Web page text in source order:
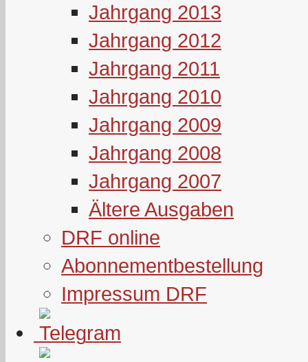
Jahrgang 2013
Jahrgang 2012
Jahrgang 2011
Jahrgang 2010
Jahrgang 2009
Jahrgang 2008
Jahrgang 2007
Ältere Ausgaben
DRF online
Abonnementbestellung
Impressum DRF